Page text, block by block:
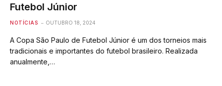
Futebol Júnior
NOTÍCIAS OUTUBRO 18, 2024
A Copa São Paulo de Futebol Júnior é um dos torneios mais
tradicionais e importantes do futebol brasileiro. Realizada
anualmente,…